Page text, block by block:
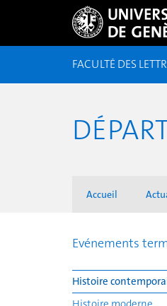
FACULTÉ DES
Accueil
Evénements
Histoire